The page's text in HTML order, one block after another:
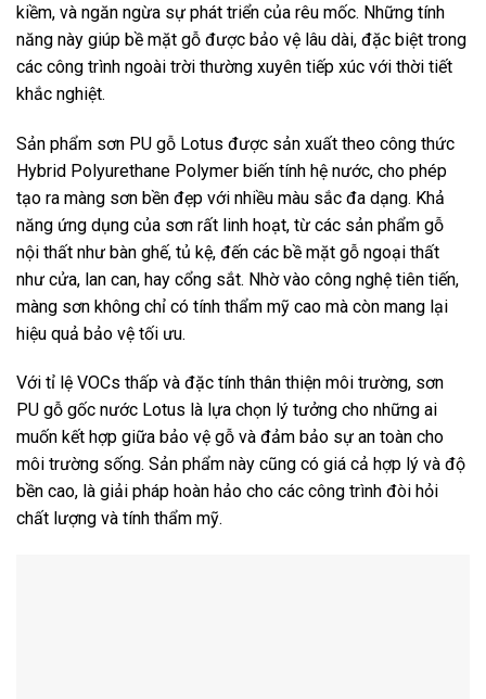
kiềm, và ngăn ngừa sự phát triển của rêu mốc. Những tính
năng này giúp bề mặt gỗ được bảo vệ lâu dài, đặc biệt trong
các công trình ngoài trời thường xuyên tiếp xúc với thời tiết
khắc nghiệt.
Sản phẩm sơn PU gỗ Lotus được sản xuất theo công thức
Hybrid Polyurethane Polymer biến tính hệ nước, cho phép
tạo ra màng sơn bền đẹp với nhiều màu sắc đa dạng. Khả
năng ứng dụng của sơn rất linh hoạt, từ các sản phẩm gỗ
nội thất như bàn ghế, tủ kệ, đến các bề mặt gỗ ngoại thất
như cửa, lan can, hay cổng sắt. Nhờ vào công nghệ tiên tiến,
màng sơn không chỉ có tính thẩm mỹ cao mà còn mang lại
hiệu quả bảo vệ tối ưu.
Với tỉ lệ VOCs thấp và đặc tính thân thiện môi trường, sơn
PU gỗ gốc nước Lotus là lựa chọn lý tưởng cho những ai
muốn kết hợp giữa bảo vệ gỗ và đảm bảo sự an toàn cho
môi trường sống. Sản phẩm này cũng có giá cả hợp lý và độ
bền cao, là giải pháp hoàn hảo cho các công trình đòi hỏi
chất lượng và tính thẩm mỹ.